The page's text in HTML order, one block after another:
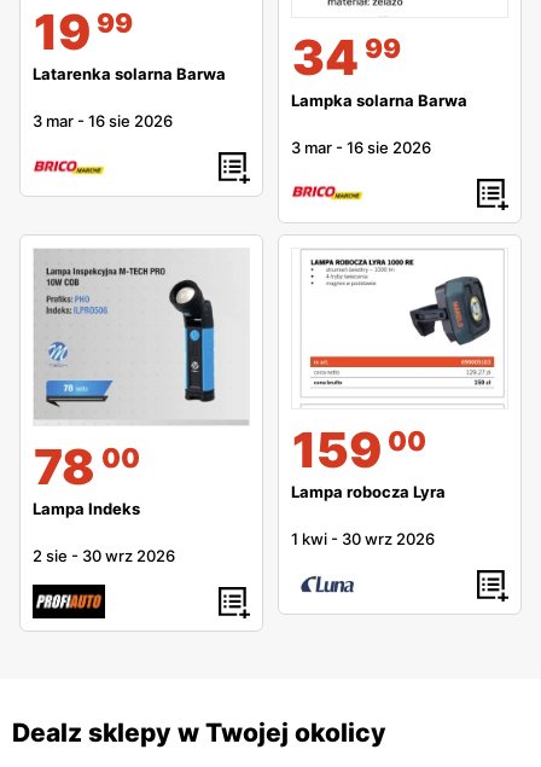
19 99
Latarenka solarna Barwa
3 mar -16 sie 2026
34 99
Lampka solarna Barwa
3 mar -16 sie 2026
78 00
Lampa Indeks
2 sie - 30 wrz 2026
159 00
Lampa robocza Lyra
1 kwi - 30 wrz 2026
Dealz sklepy w Twojej okolicy